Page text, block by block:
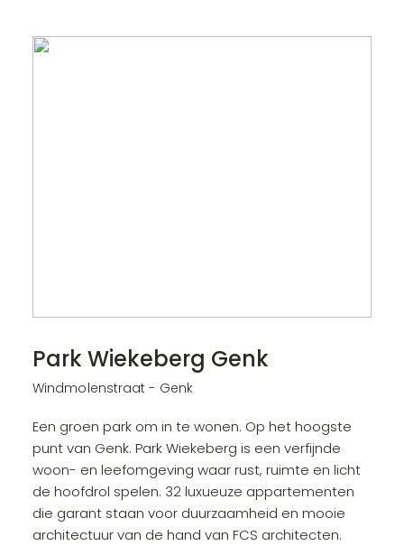
Park Wiekeberg Genk
Windmolenstraat - Genk
Een groen park om in te wonen. Op het hoogste
punt van Genk. Park Wiekeberg is een verfijnde
woon- en leefomgeving waar rust, ruimte en licht
de hoofdrol spelen. 32 luxueuze appartementen
die garant staan voor duurzaamheid en mooie
architectuur van de hand van FCS architecten.